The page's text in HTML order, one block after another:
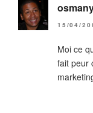
15/04/
Moi ce
fait peur